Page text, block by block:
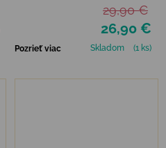
26,90 €
29,90 €
Pozrieť viac Skladom (1 ks)